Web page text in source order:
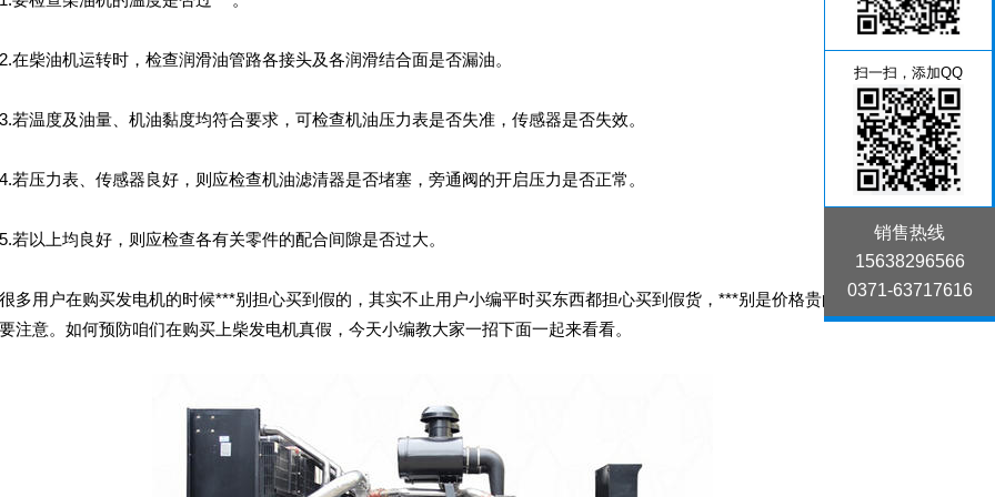
油机运转时，检查润滑油管路各接头及各润滑结合面是否漏油。
度及油量、机油黏度均符合要求，可检查机油压力表是否失准，传感器是否失效。
力表、传感器良好，则应检查机油滤清器是否堵塞，旁通阀的开启压力是否正常。
上均良好，则应检查各有关零件的配合间隙是否过大。
户在购买发电机的时候***别担心买到假的，其实不止用户小编平时买东西都担心买到假货，***别是价格贵的产品更
注意。如何预防咱们在购买上柴发电机真假，今天小编教大家一招下面一起来看看。
扫一扫，添加QQ
销售热线
15638296566
0371-63717616